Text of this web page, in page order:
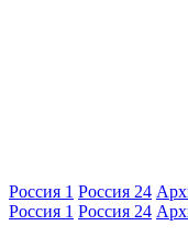
Россия 1 Россия 24
Россия 1 Россия 24